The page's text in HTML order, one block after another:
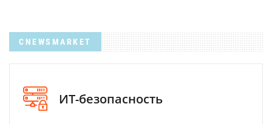
CNEWSMARKET
ИТ-безопасность